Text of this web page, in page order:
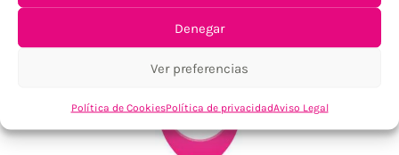
Denegar
Ver preferencias
Política de CookiesPolítica de privacidadAviso Legal
Para Península, resto consultar